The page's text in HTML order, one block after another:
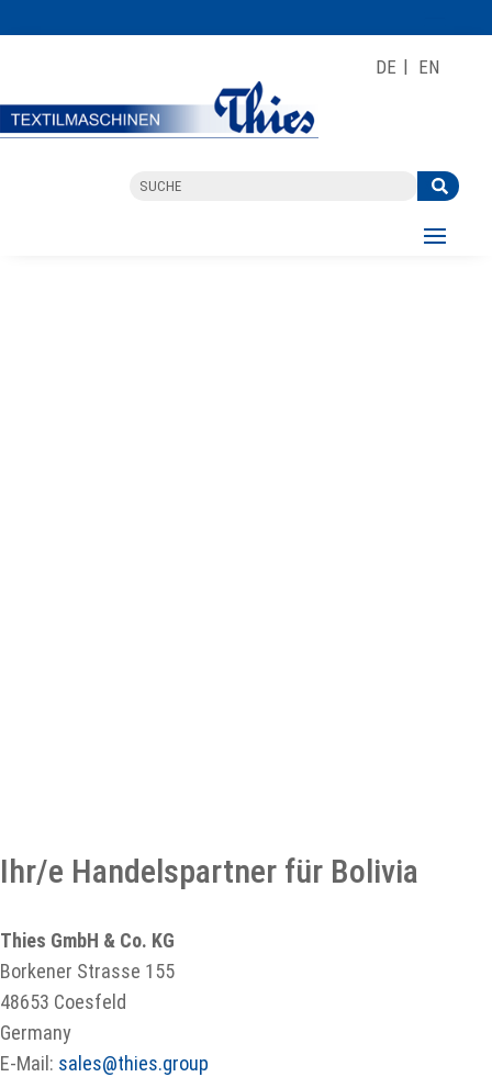
DE EN
Ihr/e Handelspartner für Bolivia
Thies GmbH & Co. KG
Borkener Strasse 155
48653 Coesfeld
Germany
E-Mail: sales@thies.group